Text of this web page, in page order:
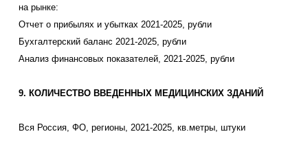
на рынке:
Отчет о прибылях и убытках 2021-2025, рубли
Бухгалтерский баланс 2021-2025, рубли
Анализ финансовых показателей, 2021-2025, рубли
9. КОЛИЧЕСТВО ВВЕДЕННЫХ МЕДИЦИНСКИХ ЗДАНИЙ
Вся Россия, ФО, регионы, 2021-2025, кв.метры, штуки